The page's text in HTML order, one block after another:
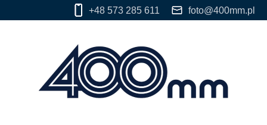
+48 573 285 611 foto@400mm.pl